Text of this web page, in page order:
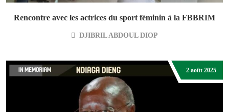
Rencontre avec les actrices du sport féminin à la FBBRIM
DJIBRIL ABDOUL DIOP
2 août 2025